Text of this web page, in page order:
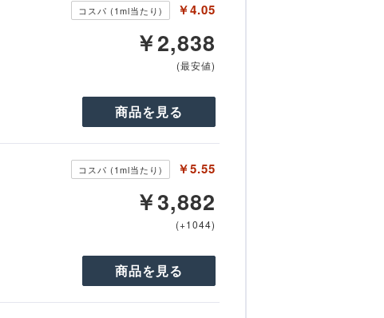
コスパ (1ml当たり) ￥4.05
￥2,838
(最安値)
商品を見る
コスパ (1ml当たり) ￥5.55
￥3,882
(+1044)
商品を見る